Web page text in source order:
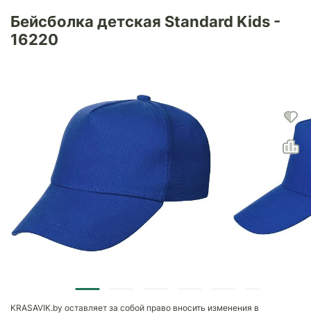
Бейсболка детская Standard Kids -
16220
KRASAVIK.by оставляет за собой право вносить изменения в